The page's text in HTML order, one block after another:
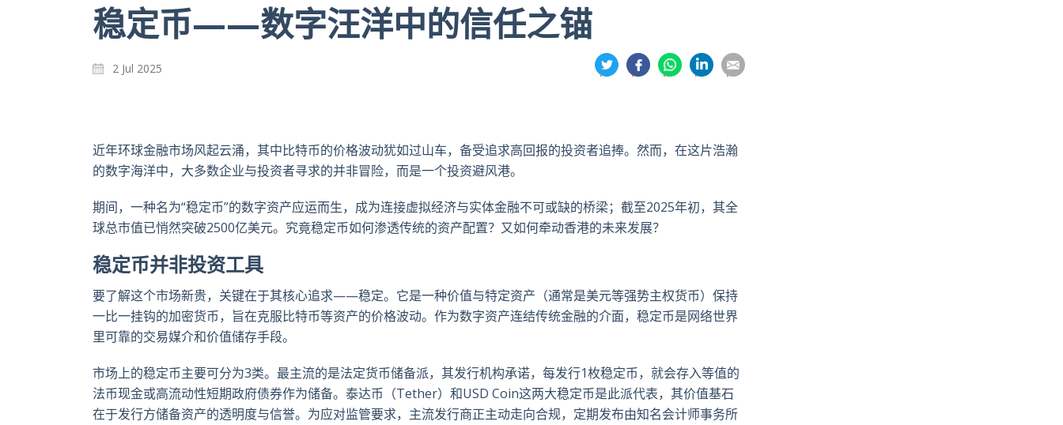
稳定币——数字汪洋中的信任之锚
2 Jul 2025
分
享
分
享
分
享
享
享
近年环球金融市场风起云涌，其中比特币的价格波动犹如过山车，备受追求高回报的投资者追捧。然而，在这片浩瀚
的数字海洋中，大多数企业与投资者寻求的并非冒险，而是一个投资避风港。
期间，一种名为“稳定币”的数字资产应运而生，成为连接虚拟经济与实体金融不可或缺的桥梁；截至2025年初，其全
球总市值已悄然突破2500亿美元。究竟稳定币如何渗透传统的资产配置？又如何牵动香港的未来发展？
稳定币并非投资工具
要了解这个市场新贵，关键在于其核心追求——稳定。它是一种价值与特定资产（通常是美元等强势主权货币）保持
一比一挂钩的加密货币，旨在克服比特币等资产的价格波动。作为数字资产连结传统金融的介面，稳定币是网络世界
里可靠的交易媒介和价值储存手段。
市场上的稳定币主要可分为3类。最主流的是法定货币储备派，其发行机构承诺，每发行1枚稳定币，就会存入等值的
法币现金或高流动性短期政府债券作为储备。泰达币（Tether）和USD Coin这两大稳定币是此派代表，其价值基石
在于发行方储备资产的透明度与信誉。为应对监管要求，主流发行商正主动走向合规，定期发布由知名会计师事务所